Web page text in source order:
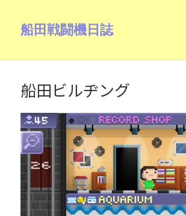
船田戦闘機日誌
船田ビルヂング